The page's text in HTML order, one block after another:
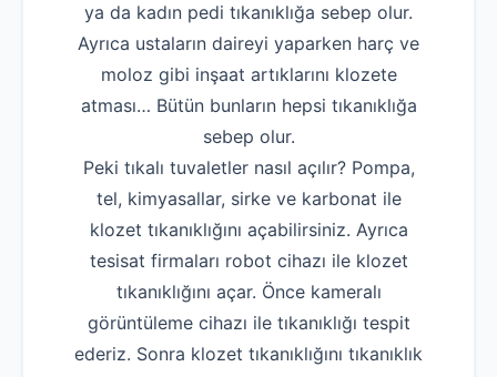
ya da kadın pedi tıkanıklığa sebep olur.
Ayrıca ustaların daireyi yaparken harç ve
moloz gibi inşaat artıklarını klozete
atması… Bütün bunların hepsi tıkanıklığa
sebep olur.
Peki tıkalı tuvaletler nasıl açılır? Pompa,
tel, kimyasallar, sirke ve karbonat ile
klozet tıkanıklığını açabilirsiniz. Ayrıca
tesisat firmaları robot cihazı ile klozet
tıkanıklığını açar. Önce kameralı
görüntüleme cihazı ile tıkanıklığı tespit
ederiz. Sonra klozet tıkanıklığını tıkanıklık